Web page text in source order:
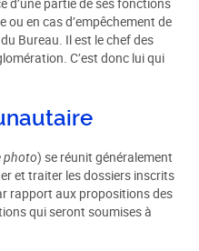
d’une partie de ses fonctions
ou en cas d’empêchement de
Bureau. Il est le chef des
C’est donc lui qui
photo) se réunit généralement
et traiter les dossiers inscrits
rapport aux propositions des
qui seront soumises à